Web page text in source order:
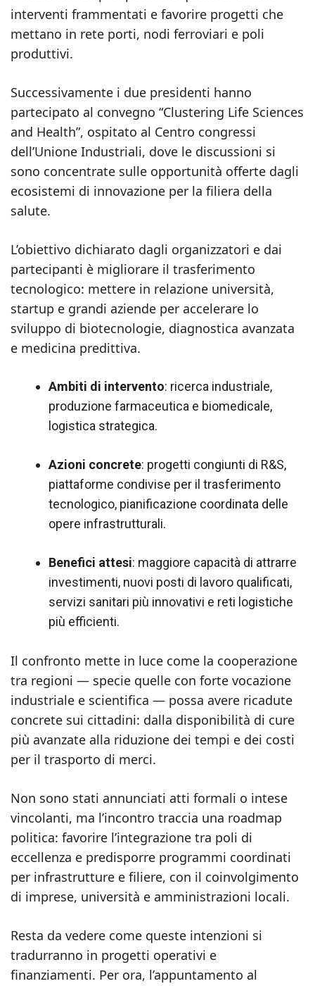
interventi frammentati e favorire progetti che
mettano in rete porti, nodi ferroviari e poli
produttivi.
Successivamente i due presidenti hanno
partecipato al convegno “Clustering Life Sciences
and Health”, ospitato al Centro congressi
dell’Unione Industriali, dove le discussioni si
sono concentrate sulle opportunità offerte dagli
ecosistemi di innovazione per la filiera della
salute.
L’obiettivo dichiarato dagli organizzatori e dai
partecipanti è migliorare il trasferimento
tecnologico: mettere in relazione università,
startup e grandi aziende per accelerare lo
sviluppo di biotecnologie, diagnostica avanzata
e medicina predittiva.
Ambiti di intervento: ricerca industriale,
produzione farmaceutica e biomedicale,
logistica strategica.
Azioni concrete: progetti congiunti di R&S,
piattaforme condivise per il trasferimento
tecnologico, pianificazione coordinata delle
opere infrastrutturali.
Benefici attesi: maggiore capacità di attrarre
investimenti, nuovi posti di lavoro qualificati,
servizi sanitari più innovativi e reti logistiche
più efficienti.
Il confronto mette in luce come la cooperazione
tra regioni — specie quelle con forte vocazione
industriale e scientifica — possa avere ricadute
concrete sui cittadini: dalla disponibilità di cure
più avanzate alla riduzione dei tempi e dei costi
per il trasporto di merci.
Non sono stati annunciati atti formali o intese
vincolanti, ma l’incontro traccia una roadmap
politica: favorire l’integrazione tra poli di
eccellenza e predisporre programmi coordinati
per infrastrutture e filiere, con il coinvolgimento
di imprese, università e amministrazioni locali.
Resta da vedere come queste intenzioni si
tradurranno in progetti operativi e
finanziamenti. Per ora, l’appuntamento al